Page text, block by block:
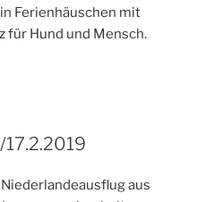
Ferienhäuschen mit
für Hund und Mensch.
aus